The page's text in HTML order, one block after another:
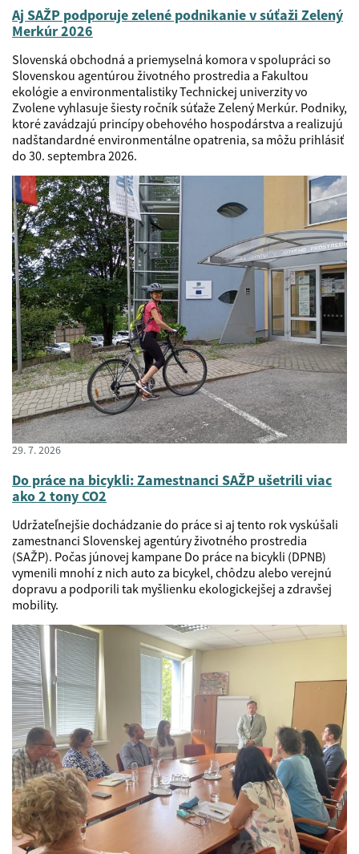
Aj SAŽP podporuje zelené podnikanie v súťaži Zelený
Merkúr 2026
Slovenská obchodná a priemyselná komora v spolupráci so
Slovenskou agentúrou životného prostredia a Fakultou
ekológie a environmentalistiky Technickej univerzity vo
Zvolene vyhlasuje šiesty ročník súťaže Zelený Merkúr. Podniky,
ktoré zavádzajú princípy obehového hospodárstva a realizujú
nadštandardné environmentálne opatrenia, sa môžu prihlásiť
do 30. septembra 2026.
29. 7. 2026
Do práce na bicykli: Zamestnanci SAŽP ušetrili viac
ako 2 tony CO2
Udržateľnejšie dochádzanie do práce si aj tento rok vyskúšali
zamestnanci Slovenskej agentúry životného prostredia
(SAŽP). Počas júnovej kampane Do práce na bicykli (DPNB)
vymenili mnohí z nich auto za bicykel, chôdzu alebo verejnú
dopravu a podporili tak myšlienku ekologickejšej a zdravšej
mobility.